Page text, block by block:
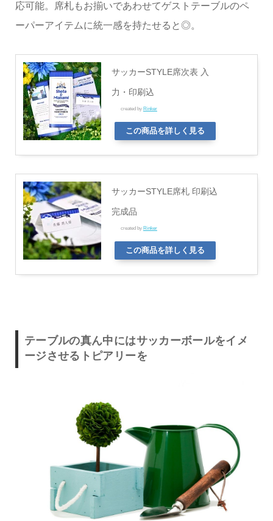
応可能。席札もお揃いであわせてゲストテーブルのペ
ーパーアイテムに統一感を持たせると◎。
サッカーSTYLE席次表 入
力・印刷込
created by Rinker
この商品を詳しく見る
サッカーSTYLE席札 印刷込
完成品
created by Rinker
この商品を詳しく見る
テーブルの真ん中にはサッカーボールをイメ
ージさせるトピアリーを